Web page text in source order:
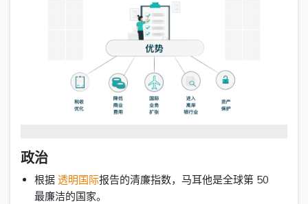
政治
根据 透明国际报告的清廉指数，马耳他是全球第 50
最廉洁的国家。